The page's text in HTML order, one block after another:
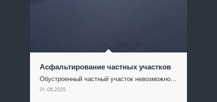
Асфальтирование частных участков
Обустроенный частный участок невозможно…
01.08.2025